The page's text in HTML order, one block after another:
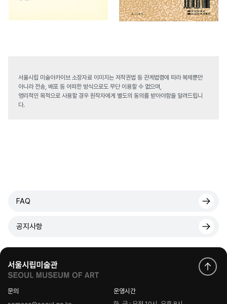
서울시립 미술아카이브 소장자료 이미지는 저작권법 등 관계법령에 따라 복제뿐만
아니라 전송, 배포 등 어떠한 방식으로도 무단 이용할 수 없으며,
영리적인 목적으로 사용할 경우 원작자에게 별도의 동의를 받아야함을 알려드립니
다.
FAQ
공지사항
문의
운영시간